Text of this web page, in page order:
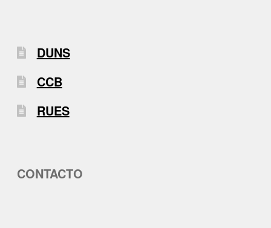
DUNS
CCB
RUES
CONTACTO